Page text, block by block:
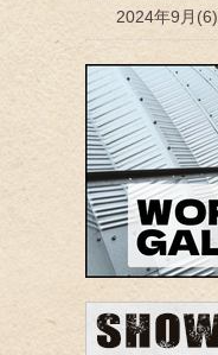
2024年9月(6)